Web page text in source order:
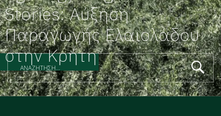
Stories: Αύξηση
Παραγωγής Ελαιολάδου​
στην Κρήτη​